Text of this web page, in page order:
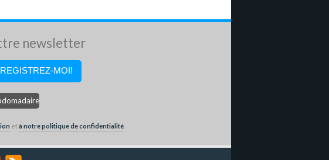
newsletter
età notre politique de confidentialité